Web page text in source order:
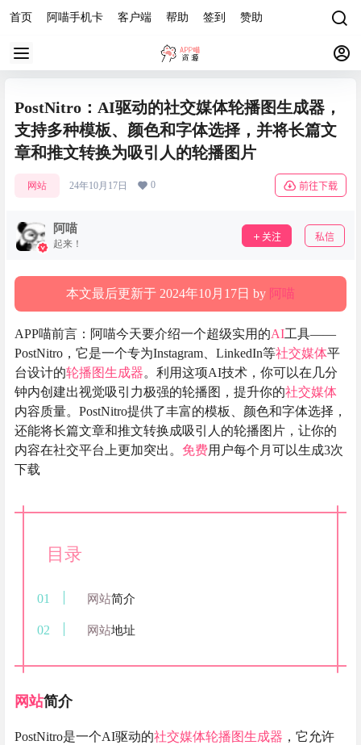
首页 阿喵手机卡 客户端 帮助 签到 赞助
PostNitro：AI驱动的社交媒体轮播图生成器，
支持多种模板、颜色和字体选择，并将长篇文
章和推文转换为吸引人的轮播图片
网站 24年10月17日 0 前往下载
阿喵
起来！
关注 私信
本文最后更新于 2024年10月17日 by 阿喵
APP喵前言：阿喵今天要介绍一个超级实用的AI工具——
PostNitro，它是一个专为Instagram、LinkedIn等社交媒体平
台设计的轮播图生成器。利用这项AI技术，你可以在几分
钟内创建出视觉吸引力极强的轮播图，提升你的社交媒体
内容质量。PostNitro提供了丰富的模板、颜色和字体选择，
还能将长篇文章和推文转换成吸引人的轮播图片，让你的
内容在社交平台上更加突出。 免费用户每个月可以生成3次
下载
目录
网站简介
网站地址
网站简介
PostNitro是一个AI驱动的社交媒体轮播图生成器 ，它允许